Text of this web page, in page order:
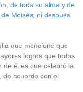
de toda su alma y de
Moisés; ni después
que mencione que
logros que todos
de él es que celebró la
de acuerdo con el